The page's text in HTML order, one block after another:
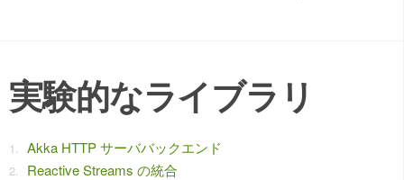
実験的なライブラリ
Akka HTTP サーババックエンド
Reactive Streams の統合